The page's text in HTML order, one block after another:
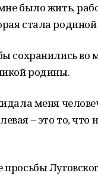
было жить,
стала родиной
сохранились
родины.
меня
– это то,